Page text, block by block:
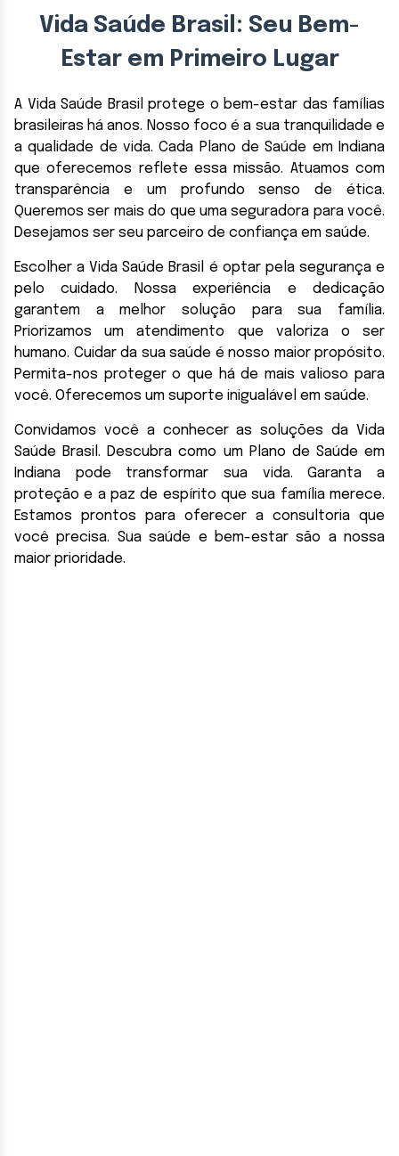
Vida Saúde Brasil: Seu Bem-
Estar em Primeiro Lugar
A Vida Saúde Brasil protege o bem-estar das famílias
brasileiras há anos. Nosso foco é a sua tranquilidade e
a qualidade de vida. Cada Plano de Saúde em Indiana
que oferecemos reflete essa missão. Atuamos com
transparência e um profundo senso de ética.
Queremos ser mais do que uma seguradora para você.
Desejamos ser seu parceiro de confiança em saúde.
Escolher a Vida Saúde Brasil é optar pela segurança e
pelo cuidado. Nossa experiência e dedicação
garantem a melhor solução para sua família.
Priorizamos um atendimento que valoriza o ser
humano. Cuidar da sua saúde é nosso maior propósito.
Permita-nos proteger o que há de mais valioso para
você. Oferecemos um suporte inigualável em saúde.
Convidamos você a conhecer as soluções da Vida
Saúde Brasil. Descubra como um Plano de Saúde em
Indiana pode transformar sua vida. Garanta a
proteção e a paz de espírito que sua família merece.
Estamos prontos para oferecer a consultoria que
você precisa. Sua saúde e bem-estar são a nossa
maior prioridade.